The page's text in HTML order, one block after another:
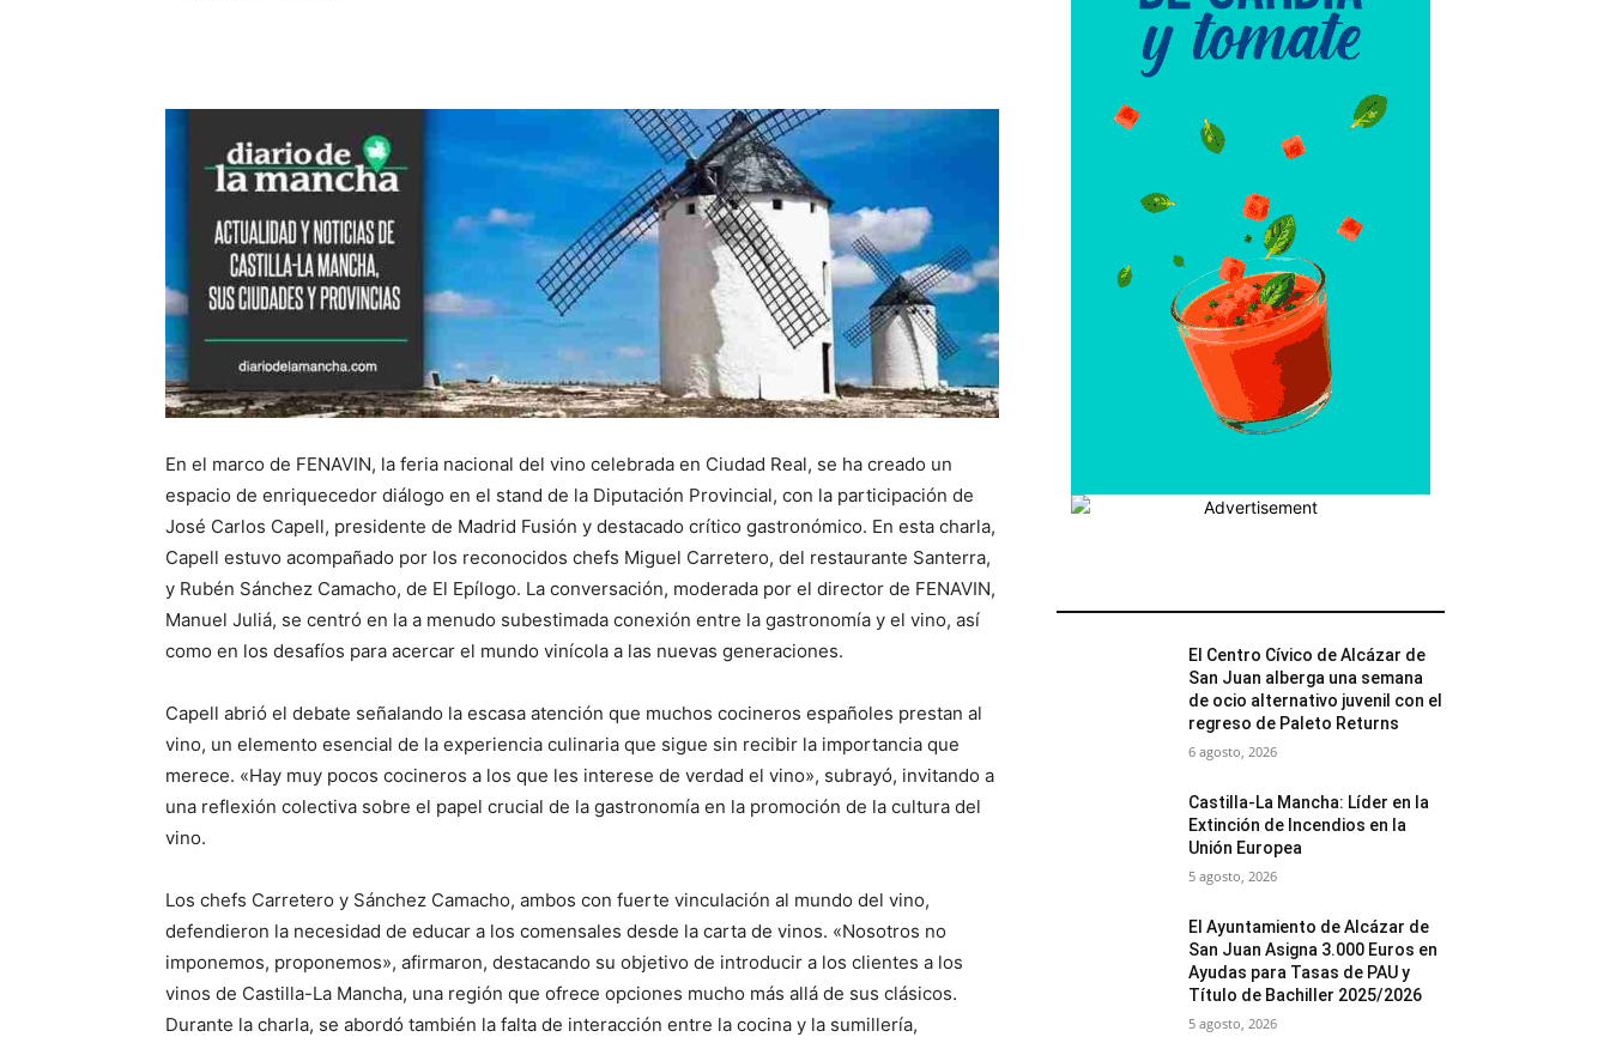
En el marco de FENAVIN, la feria nacional del vino celebrada en Ciudad Real, se ha creado un
espacio de enriquecedor diálogo en el stand de la Diputación Provincial, con la participación de
José Carlos Capell, presidente de Madrid Fusión y destacado crítico gastronómico. En esta charla,
Capell estuvo acompañado por los reconocidos chefs Miguel Carretero, del restaurante Santerra,
y Rubén Sánchez Camacho, de El Epílogo. La conversación, moderada por el director de FENAVIN,
Manuel Juliá, se centró en la a menudo subestimada conexión entre la gastronomía y el vino, así
como en los desafíos para acercar el mundo vinícola a las nuevas generaciones.
Capell abrió el debate señalando la escasa atención que muchos cocineros españoles prestan al
vino, un elemento esencial de la experiencia culinaria que sigue sin recibir la importancia que
merece. «Hay muy pocos cocineros a los que les interese de verdad el vino», subrayó, invitando a
una reflexión colectiva sobre el papel crucial de la gastronomía en la promoción de la cultura del
vino.
Los chefs Carretero y Sánchez Camacho, ambos con fuerte vinculación al mundo del vino,
defendieron la necesidad de educar a los comensales desde la carta de vinos. «Nosotros no
imponemos, proponemos», afirmaron, destacando su objetivo de introducir a los clientes a los
vinos de Castilla-La Mancha, una región que ofrece opciones mucho más allá de sus clásicos.
Durante la charla, se abordó también la falta de interacción entre la cocina y la sumillería,
El Centro Cívico de Alcázar de
San Juan alberga una semana
de ocio alternativo juvenil con el
regreso de Paleto Returns
6 agosto, 2026
Castilla-La Mancha: Líder en la
Extinción de Incendios en la
Unión Europea
5 agosto, 2026
El Ayuntamiento de Alcázar de
San Juan Asigna 3.000 Euros en
Ayudas para Tasas de PAU y
Título de Bachiller 2025/2026
5 agosto, 2026